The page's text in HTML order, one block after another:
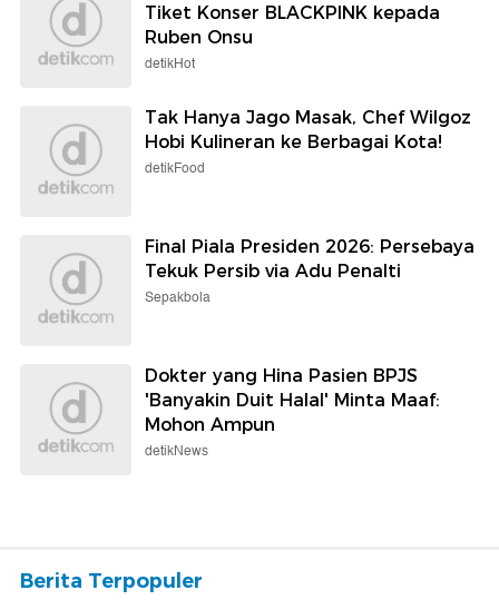
Tiket Konser BLACKPINK kepada
Ruben Onsu
detikHot
Tak Hanya Jago Masak, Chef Wilgoz
Hobi Kulineran ke Berbagai Kota!
detikFood
Final Piala Presiden 2026: Persebaya
Tekuk Persib via Adu Penalti
Sepakbola
Dokter yang Hina Pasien BPJS
'Banyakin Duit Halal' Minta Maaf:
Mohon Ampun
detikNews
Berita Terpopuler